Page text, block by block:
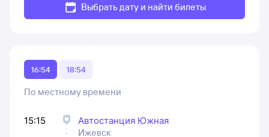
Выбрать дату и найти билеты
16:54 18:54
По местному времени
15:15
Автостанция Южная
Ижевск